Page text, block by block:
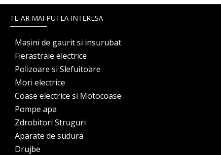
TE-AR MAI PUTEA INTERESA
Masini de gaurit si insurubat
Fierastraie electrice
Polizoare si Slefuitoare
Mori electrice
Coase electrice si Motocoase
Pompe apa
Zdrobitori Struguri
Aparate de sudura
Drujbe